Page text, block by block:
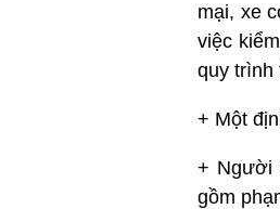
mại, xe
việc
quy trình
+ Một
+ Người
gồm